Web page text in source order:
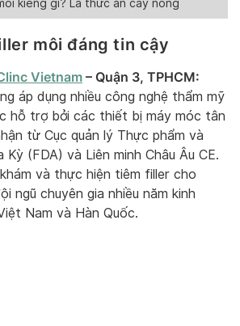
kiêng gì? Là thức ăn cay nóng
môi đáng tin cậy
Vietnam – Quận 3, TPHCM:
áp dụng nhiều công nghệ thẩm mỹ
hỗ trợ bởi các thiết bị máy móc tân
từ Cục quản lý Thực phẩm và
Kỳ (FDA) và Liên minh Châu Âu CE.
và thực hiện tiêm filler cho
ngũ chuyên gia nhiều năm kinh
Nam và Hàn Quốc.